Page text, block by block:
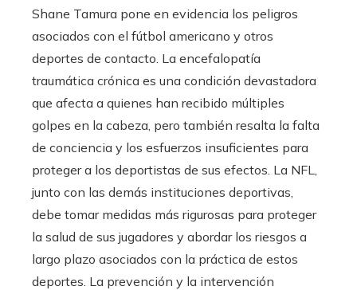
Shane Tamura pone en evidencia los peligros
asociados con el fútbol americano y otros
deportes de contacto. La encefalopatía
traumática crónica es una condición devastadora
que afecta a quienes han recibido múltiples
golpes en la cabeza, pero también resalta la falta
de conciencia y los esfuerzos insuficientes para
proteger a los deportistas de sus efectos. La NFL,
junto con las demás instituciones deportivas,
debe tomar medidas más rigurosas para proteger
la salud de sus jugadores y abordar los riesgos a
largo plazo asociados con la práctica de estos
deportes. La prevención y la intervención